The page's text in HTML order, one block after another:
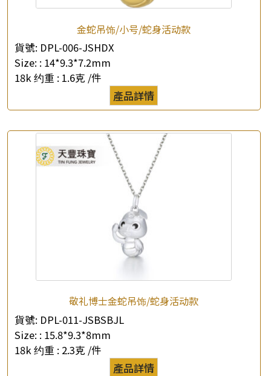
金蛇吊饰/小号/蛇身活动款
貨號: DPL-006-JSHDX
Size: : 14*9.3*7.2mm
18k 约重 : 1.6克 /件
產品詳情
敬礼博士金蛇吊饰/蛇身活动款
貨號: DPL-011-JSBSBJL
Size: : 15.8*9.3*8mm
18k 约重 : 2.3克 /件
產品詳情